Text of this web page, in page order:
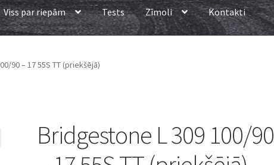
Viss par riepām Tests Zīmoli Kontakti
90 – 17 55S TT (priekšējā)
Bridgestone L 309 100/90